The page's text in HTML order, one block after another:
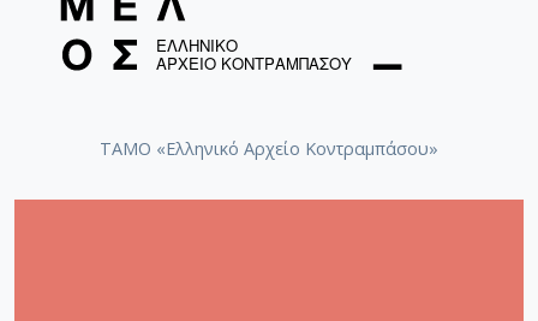
ΤΑΜΟ «Ελληνικό Αρχείο Κοντραμπάσου»